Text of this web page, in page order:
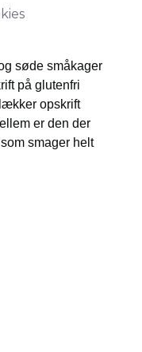
søde småkager
på glutenfri
opskrift
er den der
smager helt